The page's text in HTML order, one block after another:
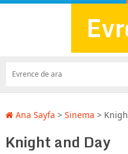
Ana Sayfa > Sinema >
Knight and Day